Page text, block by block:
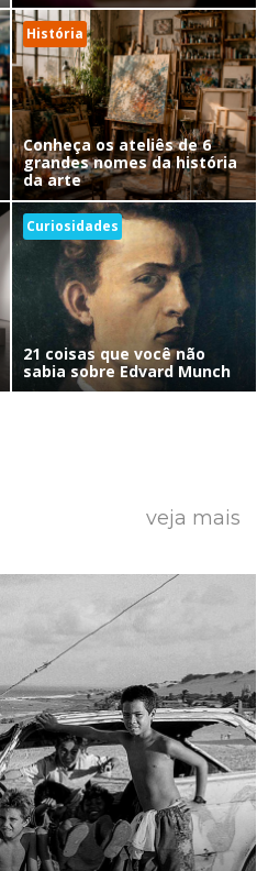
História
Conheça os ateliês de 6
grandes nomes da história
da arte
Curiosidades
21 coisas que você não
sabia sobre Edvard Munch
veja mais